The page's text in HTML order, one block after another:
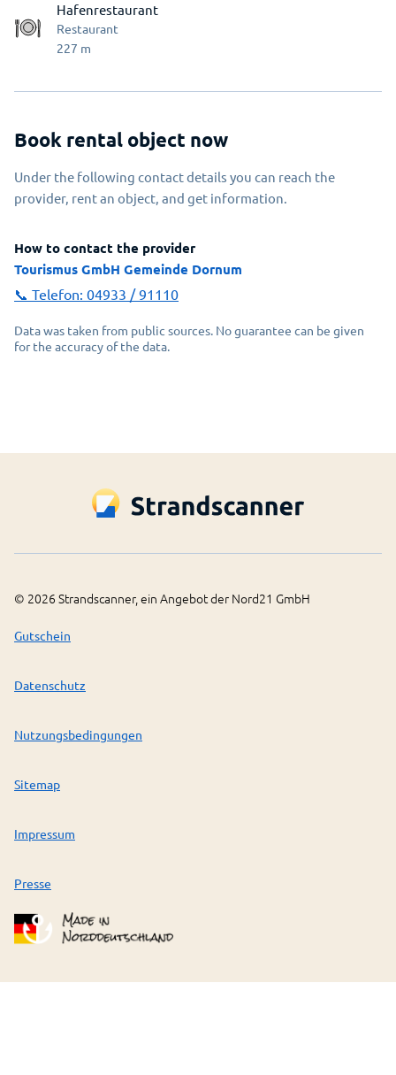
Hafenrestaurant
Restaurant
227 m
Book rental object now
Under the following contact details you can reach the
provider, rent an object, and get information.
How to contact the provider
Tourismus GmbH Gemeinde Dornum
📞 Telefon: 04933 / 91110
Data was taken from public sources. No guarantee can be given
for the accuracy of the data.
© 2026 Strandscanner, ein Angebot der Nord21 GmbH
Gutschein
Datenschutz
Nutzungsbedingungen
Sitemap
Impressum
Presse